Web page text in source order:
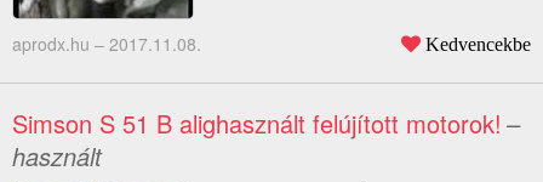
aprodx.hu – 2017.11.08. Kedvencekbe
Simson S 51 B alighasznált felújított motorok! –
használt